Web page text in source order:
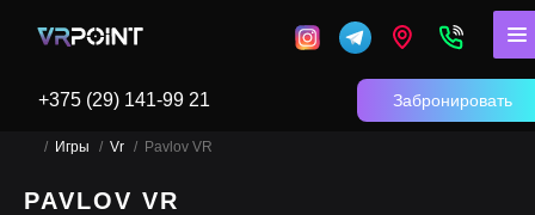
+375 (29) 141-99 21 Забронировать
Игры Vr Pavlov VR
PAVLOV VR